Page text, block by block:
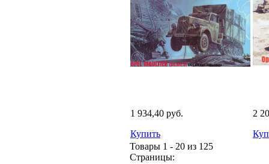
1 934,40 руб.
Купить
2
Товары 1 - 20 из 125
Страницы: